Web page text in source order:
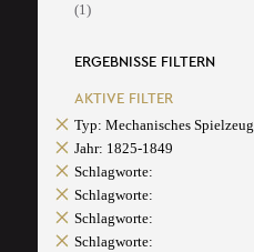
(1)
ERGEBNISSE FILTERN
AKTIVE FILTER
Typ: Mechanisches Spielzeug
Jahr: 1825-1849
Schlagworte:
Schlagworte:
Schlagworte:
Schlagworte: